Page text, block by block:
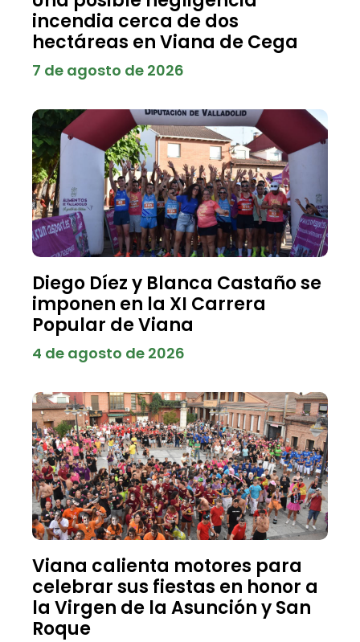
incendia cerca de dos
hectáreas en Viana de Cega
7 de agosto de 2026
Diego Díez y Blanca Castaño se
imponen en la XI Carrera
Popular de Viana
4 de agosto de 2026
Viana calienta motores para
celebrar sus fiestas en honor a
la Virgen de la Asunción y San
Roque